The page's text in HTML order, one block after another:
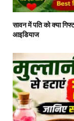
सावन में पति को क्या
आइडियाज